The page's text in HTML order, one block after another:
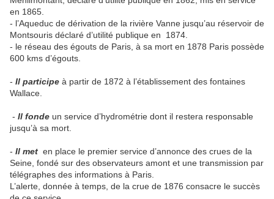
en 1865.
- l’Aqueduc de dérivation de la rivière Vanne jusqu’au réservoir de
Montsouris déclaré d’utilité publique en
1874.
- le réseau des égouts de Paris, à sa mort en 1878 Paris possède
600 kms d’égouts.
- Il participe à partir de 1872 à l’établissement des fontaines
Wallace.
- Il fonde un service d’hydrométrie dont il restera responsable
jusqu’à sa mort.
- Il met en place le premier service d’annonce des crues de la
Seine, fondé sur des observateurs amont et une transmission par
télégraphes des informations à Paris.
L’alerte, donnée à temps, de la crue de 1876 consacre le succès